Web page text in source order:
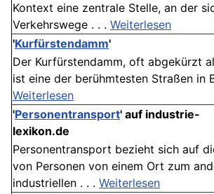
Kontext eine zentrale Stelle, an der
Verkehrswege . . . Weiterlesen
'Kurfürstendamm'
Der Kurfürstendamm, oft abgekürzt
ist eine der berühmtesten Straßen in
Weiterlesen
'Personentransport' auf industrie-
lexikon.de
Personentransport bezieht sich auf
von Personen von einem Ort zum
industriellen . . . Weiterlesen